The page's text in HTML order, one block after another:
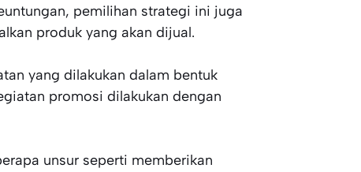
pemilihan strategi ini juga
produk yang akan dijual.
yang dilakukan dalam bentuk
promosi dilakukan dengan
unsur seperti memberikan